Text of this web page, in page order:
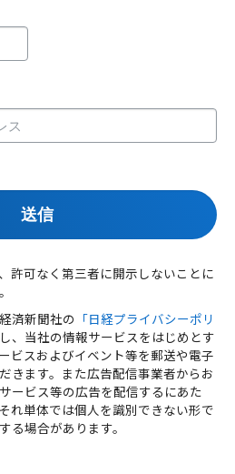
許可なく第三者に開示しないことに
済新聞社の
「日経プライバシーポリ
、当社の情報サービスをはじめとす
ビスおよびイベント等を郵送や電子
きます。また広告配信事業者からお
ービス等の広告を配信するにあた
れ単体では個人を識別できない形で
る場合があります。